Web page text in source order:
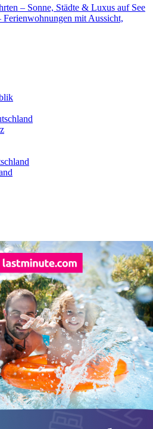
– Sonne, Städte & Luxus auf See
Ferienwohnungen mit Aussicht,